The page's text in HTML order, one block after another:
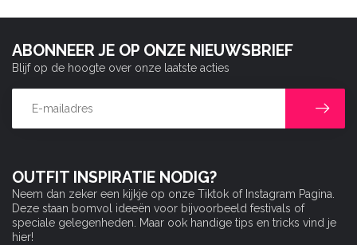
OUTFIT INSPIRATIE NODIG?
Neem dan zeker een kijkje op onze Tiktok of Instagram Pagina.
Deze staan bomvol ideeën voor bijvoorbeeld festivals of
speciale gelegenheden. Maar ook handige tips en tricks vind je
hier!
ABONNEER JE OP ONZE NIEUWSBRIEF
Blijf op de hoogte over onze laatste acties